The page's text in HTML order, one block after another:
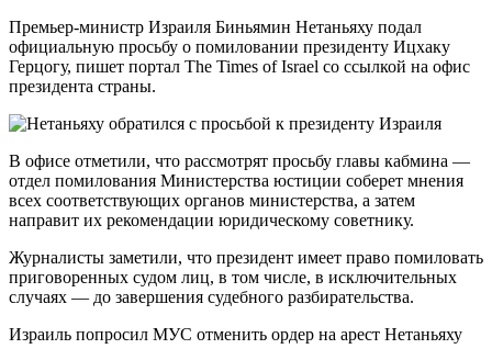
Премьер-министр Израиля Биньямин Нетаньяху подал
официальную просьбу о помиловании президенту Ицхаку
Герцогу, пишет портал The Times of Israel со ссылкой на офис
президента страны.
В офисе отметили, что рассмотрят просьбу главы кабмина —
отдел помилования Министерства юстиции соберет мнения
всех соответствующих органов министерства, а затем
направит их рекомендации юридическому советнику.
Журналисты заметили, что президент имеет право помиловать
приговоренных судом лиц, в том числе, в исключительных
случаях — до завершения судебного разбирательства.
Израиль попросил МУС отменить ордер на арест Нетаньяху